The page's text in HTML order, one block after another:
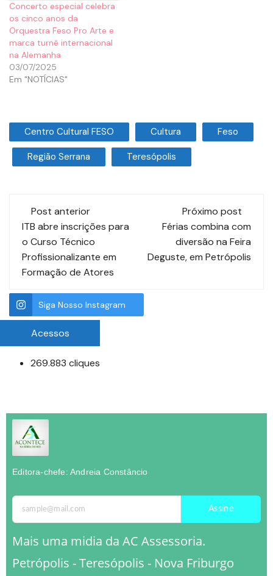
Concerto especial celebra
os cinco anos da
Orquestra Feso Pro Arte e
marca turnê internacional
na Alemanha
03/07/2025
Em "NOTÍCIAS"
Centro Cultural FESO Cultura Feso
Região Serrana Teresópolis
Post anterior
ITB abre inscrições para
o Curso Técnico
Profissionalizante em
Formação de Atores
Próximo post
Férias combina com
diversão na Feira
Deguste, em Petrópolis
Siga Nosso Instagram
Acessos
269.883 cliques
Editora-chefe: Andreia Constâncio
Assine
Mais uma midia da AC Assessoria.
Petrópolis - Teresópolis - Nova Friburgo